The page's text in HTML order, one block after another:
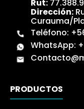
Rut:
Dirección:
Curauma/
Teléfono:
WhatsApp:
PRODUCTOS